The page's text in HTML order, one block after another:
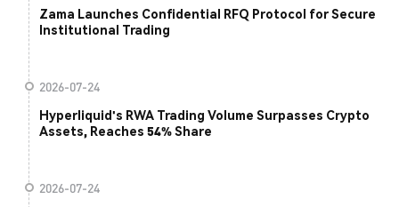
Zama Launches Confidential RFQ Protocol for Secure
Institutional Trading
2026-07-24
Hyperliquid's RWA Trading Volume Surpasses Crypto
Assets, Reaches 54% Share
2026-07-24